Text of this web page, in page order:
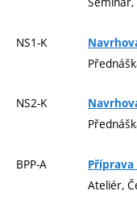
NS1-K
NS2-K
BPP-A Příprava
Ateliér,